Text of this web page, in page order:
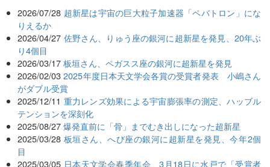
2026/07/28 超新星は宇宙の巨大粒子加速器「ペバトロン」にな
りえるか
2026/04/27 佐野さん、りゅう座の銀河に超新星を発見、20年ぶ
り4個目
2026/03/17 板垣さん、ペガスス座の銀河に超新星を発見
2026/02/03 2025年度日本天文学会各賞の受賞者発表 小嶋さん
がダブル受賞
2025/12/11 重力レンズ効果による宇宙膨張率の測定、ハッブル
テンションを深刻化
2025/08/27 爆発直前に「骨」までむき出しになった超新星
2025/03/28 板垣さん、へび座の銀河に超新星を発見、今年2個
目
2025/03/05 日本天文学会春季年会 3月18日に水戸で「受賞者